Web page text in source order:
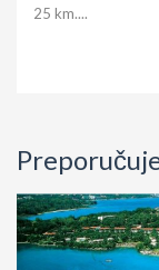
25 km....